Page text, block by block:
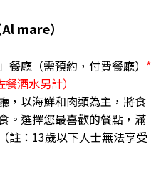
mare）
廳（需預約，付費餐廳） *
酒水另計）
，以海鮮和肉類為主，將食
。選擇您最喜歡的餐點，滿
註：13歲以下人士無法享受